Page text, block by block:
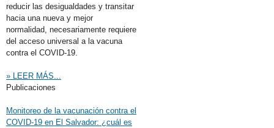
reducir las desigualdades y transitar
hacia una nueva y mejor
normalidad, necesariamente requiere
del acceso universal a la vacuna
contra el COVID-19.
» LEER MÁS...
Publicaciones
Monitoreo de la vacunación contra el
COVID-19 en El Salvador: ¿cuál es